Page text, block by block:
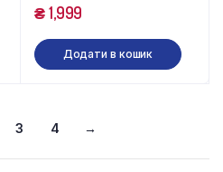
₴1,999
Додати в кошик
3 4 →